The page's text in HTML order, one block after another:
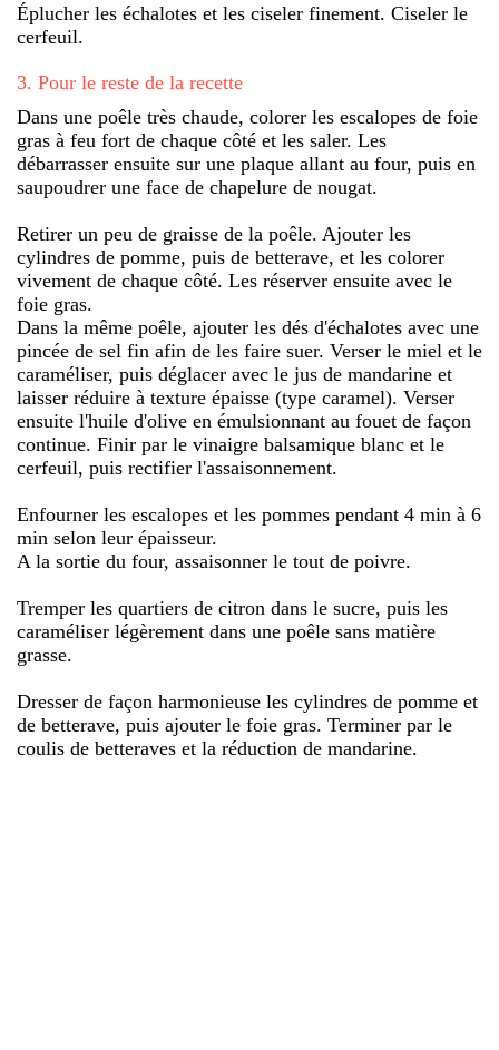
Éplucher les échalotes et les ciseler finement. Ciseler le
cerfeuil.
3. Pour le reste de la recette
Dans une poêle très chaude, colorer les escalopes de foie
gras à feu fort de chaque côté et les saler. Les
débarrasser ensuite sur une plaque allant au four, puis en
saupoudrer une face de chapelure de nougat.
Retirer un peu de graisse de la poêle. Ajouter les
cylindres de pomme, puis de betterave, et les colorer
vivement de chaque côté. Les réserver ensuite avec le
foie gras.
Dans la même poêle, ajouter les dés d'échalotes avec une
pincée de sel fin afin de les faire suer. Verser le miel et le
caraméliser, puis déglacer avec le jus de mandarine et
laisser réduire à texture épaisse (type caramel). Verser
ensuite l'huile d'olive en émulsionnant au fouet de façon
continue. Finir par le vinaigre balsamique blanc et le
cerfeuil, puis rectifier l'assaisonnement.
Enfourner les escalopes et les pommes pendant 4 min à 6
min selon leur épaisseur.
A la sortie du four, assaisonner le tout de poivre.
Tremper les quartiers de citron dans le sucre, puis les
caraméliser légèrement dans une poêle sans matière
grasse.
Dresser de façon harmonieuse les cylindres de pomme et
de betterave, puis ajouter le foie gras. Terminer par le
coulis de betteraves et la réduction de mandarine.